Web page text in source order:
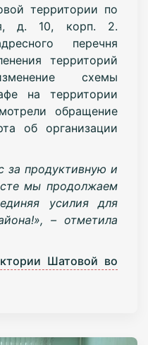
территории по
д. 10, корп. 2.
перечня
территорий
схемы
на территории
обращение
об организации
за продуктивную и
мы продолжаем
усилия для
– отметила
Шатовой во